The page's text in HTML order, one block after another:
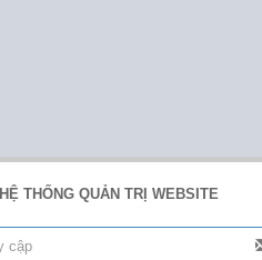
HỆ THỐNG QUẢN TRỊ WEBSITE